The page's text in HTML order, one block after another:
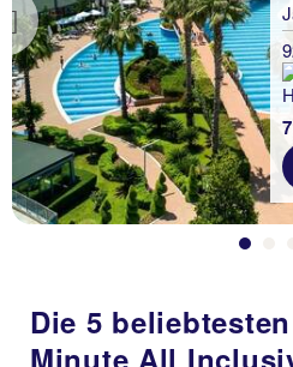
Previous
Die 5